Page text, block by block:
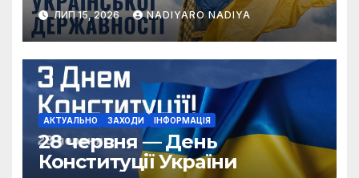
ЛИП 15, 2026 NADIYARO NADIYA
АКТУАЛЬНО ЗАХОДИ ІНФОРМАЦІЯ
28 червня — День
Конституції України